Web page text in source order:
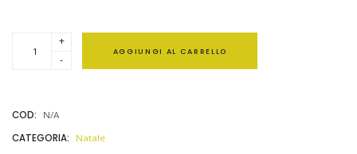
+
-
AGGIUNGI AL CARRELLO
COD: N/A
CATEGORIA: Natale